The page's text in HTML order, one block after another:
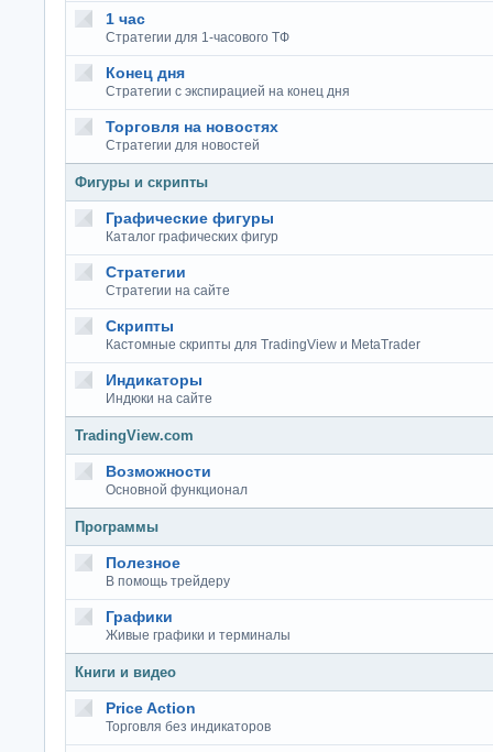
1 час
Стратегии для 1-часового ТФ
Конец дня
Стратегии с экспирацией на конец дня
Торговля на новостях
Стратегии для новостей
Фигуры и скрипты
Графические фигуры
Каталог графических фигур
Стратегии
Стратегии на сайте
Скрипты
Кастомные скрипты для TradingView и MetaTrader
Индикаторы
Индюки на сайте
TradingView.com
Возможности
Основной функционал
Программы
Полезное
В помощь трейдеру
Графики
Живые графики и терминалы
Книги и видео
Price Action
Торговля без индикаторов